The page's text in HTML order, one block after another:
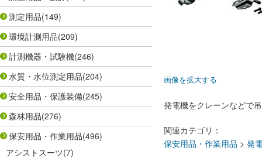
測定用品(149)
環境計測用品(209)
計測機器・試験機(246)
水質・水位測定用品(204)
安全用品・保護装備(245)
森林用品(276)
保安用品・作業用品(496)
アシストスーツ(7)
画像を拡大する
発電機をクレーンなどで
関連カテゴリ：
保安用品・作業用品 > 発